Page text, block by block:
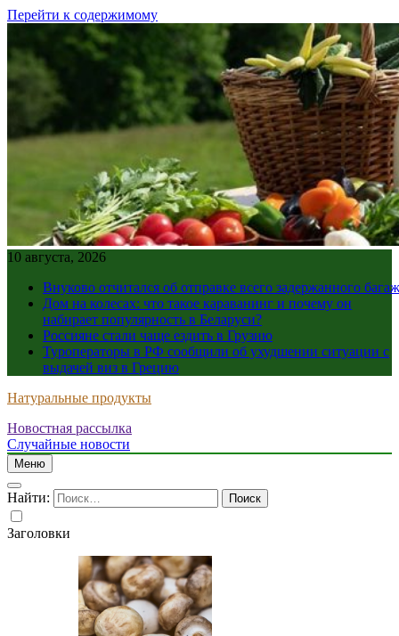
Перейти к содержимому
10 августа, 2026
Внуково отчитался об отправке всего задержанного
Дом на колесах: что такое караванинг и почему он
набирает популярность в Беларуси?
Россияне стали чаще ездить в Грузию
Туроператоры в РФ сообщили об ухудшении ситуации с
выдачей виз в Грецию
Натуральные продукты
Новостная рассылка
Случайные новости
Меню
Найти:
Заголовки